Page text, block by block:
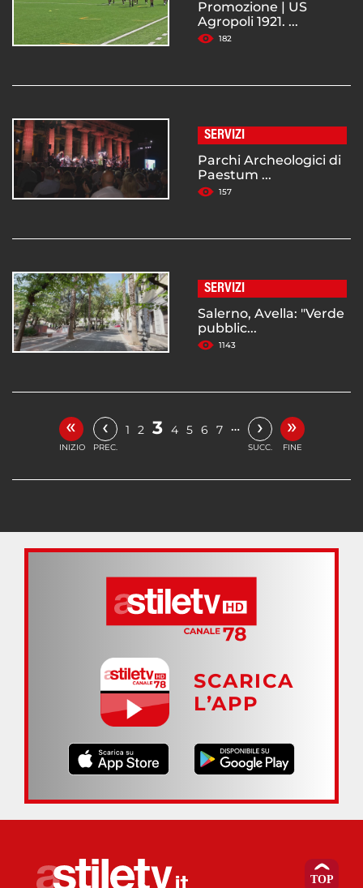
Promozione | US
Agropoli 1921. ...
182
SERVIZI
Parchi Archeologici di
Paestum ...
157
SERVIZI
Salerno, Avella: "Verde
pubblic...
1143
«
INIZIO
‹
PREC.
1 2 3 4 5 6 7 … ›
SUCC.
»
FINE
SCARICA
L’APP